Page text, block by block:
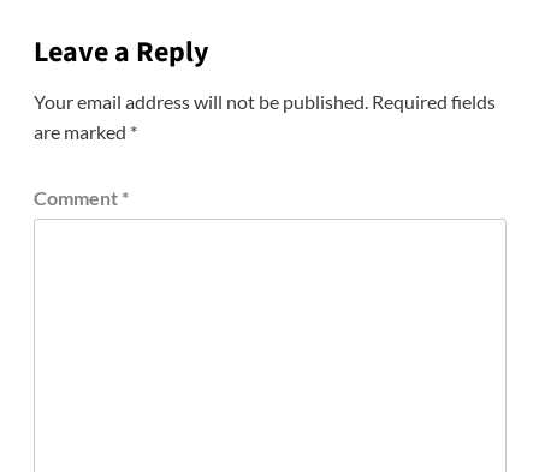
Leave a Reply
Your email address will not be published. Required fields
are marked *
Comment *